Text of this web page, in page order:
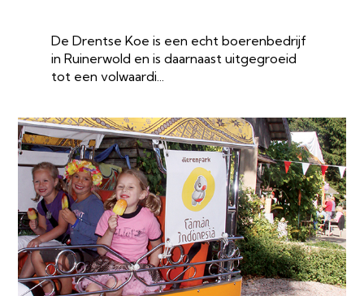
De Drentse Koe is een echt boerenbedrijf
in Ruinerwold en is daarnaast uitgegroeid
tot een volwaardi...